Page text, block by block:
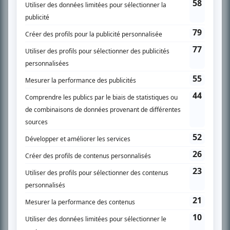
télévision» a d’abord oeuvré au magazine TV Hebdo de 1996 à 2001. Sa
spécialité: la télé québécoise. On peut l’entendre régulièrement commenter
l’actualité télévisuelle au 98,5.